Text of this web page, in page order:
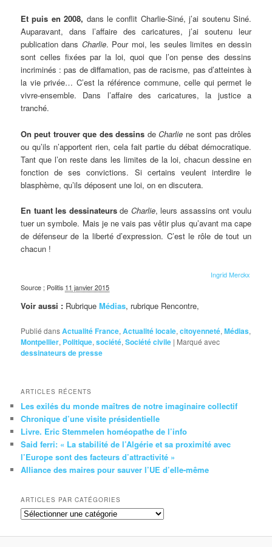
Et puis en 2008, dans le conflit Charlie-Siné, j’ai soutenu Siné.
Auparavant, dans l’affaire des caricatures, j’ai soutenu leur
publication dans Charlie. Pour moi, les seules limites en dessin
sont celles fixées par la loi, quoi que l’on pense des dessins
incriminés : pas de diffamation, pas de racisme, pas d’atteintes à
la vie privée… C’est la référence commune, celle qui permet le
vivre-ensemble. Dans l’affaire des caricatures, la justice a
tranché.
On peut trouver que des dessins deCharlie ne sont pas drôles
ou qu’ils n’apportent rien, cela fait partie du débat démocratique.
Tant que l’on reste dans les limites de la loi, chacun dessine en
fonction de ses convictions. Si certains veulent interdire le
blasphème, qu’ils déposent une loi, on en discutera.
En tuant les dessinateursde Charlie, leurs assassins ont voulu
tuer un symbole. Mais je ne vais pas vêtir plus qu’avant ma cape
de défenseur de la liberté d’expression. C’est le rôle de tout un
chacun !
Ingrid Merckx
Source ; Politis 11 janvier 2015
Voir aussi : RubriqueMédias, rubrique Rencontre,
Publié dansActualité France,Actualité locale,citoyenneté,Médias,
Montpellier, Politique,société,Société civile | Marqué avec
dessinateurs de presse
ARTICLES RÉCENTS
Les exilés du monde maîtres de notre imaginaire collectif
Chronique d’une visite présidentielle
Livre. Eric Stemmelen homéopathe de l’info
Said ferri: « La stabilité de l’Algérie et sa proximité avec
l’Europe sont des facteurs d’attractivité »
Alliance des maires pour sauver l’UE d’elle-même
ARTICLES PAR CATÉGORIES
Articles
catégories